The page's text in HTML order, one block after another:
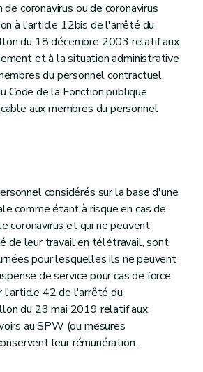
de coronavirus ou de coronavirus
à l'article 12bis de l'arrêté du
du 18 décembre 2003 relatif aux
et à la situation administrative
du personnel contractuel,
Code de la Fonction publique
aux membres du personnel
considérés sur la base d'une
comme étant à risque en cas de
coronavirus et qui ne peuvent
de leur travail en télétravail, sont
pour lesquelles ils ne peuvent
de service pour cas de force
l'article 42 de l'arrêté du
du 23 mai 2019 relatif aux
au SPW (ou mesures
leur rémunération.